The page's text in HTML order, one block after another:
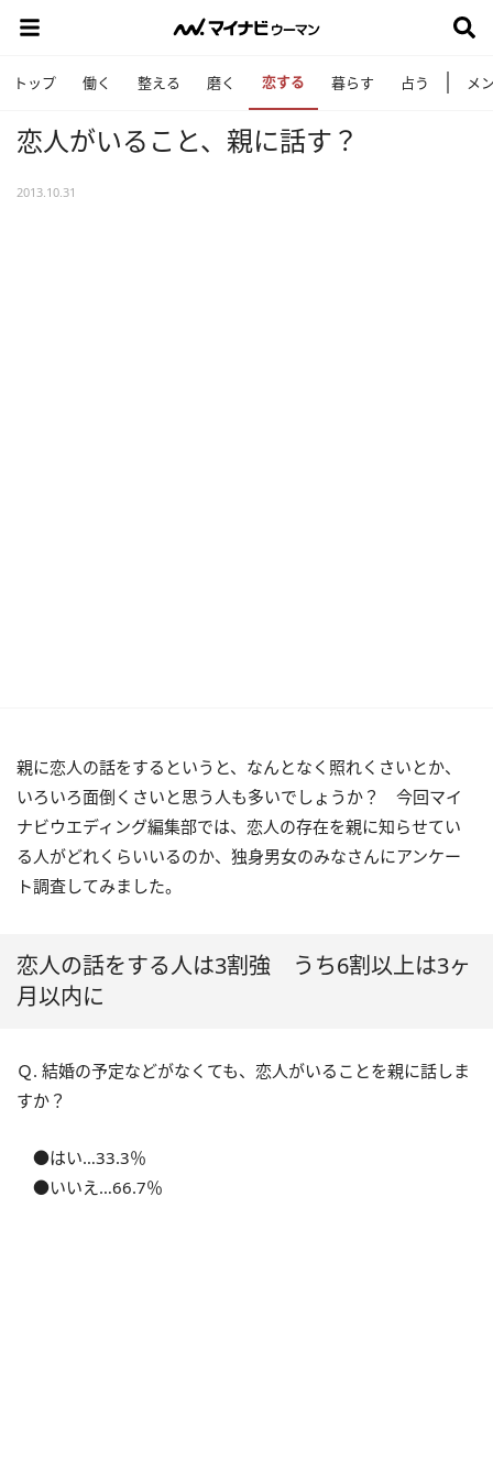
トップ 働く 整える 磨く 恋する 暮らす 占う メ
恋人がいること、親に話す？
2013.10.31
親に恋人の話をするというと、なんとなく照れくさいとか、
いろいろ面倒くさいと思う人も多いでしょうか？ 今回マイ
ナビウエディング編集部では、恋人の存在を親に知らせてい
る人がどれくらいいるのか、独身男女のみなさんにアンケー
ト調査してみました。
恋人の話をする人は3割強 うち6割以上は3ヶ
月以内に
Ｑ. 結婚の予定などがなくても、恋人がいることを親に話しま
すか？
●はい…33.3％
●いいえ…66.7％